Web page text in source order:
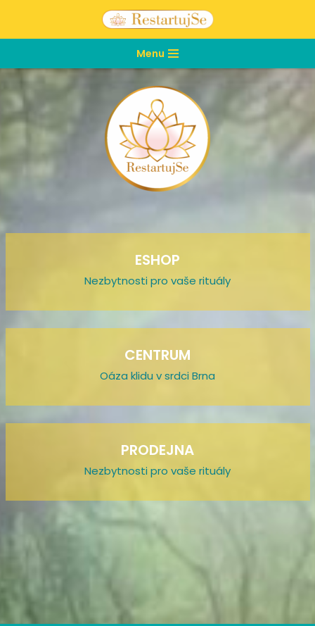
Přeskočit
obsah
Menu
ESHOP
Nezbytnosti pro vaše rituály
CENTRUM
Oáza klidu v srdci Brna
PRODEJNA
Nezbytnosti pro vaše rituály